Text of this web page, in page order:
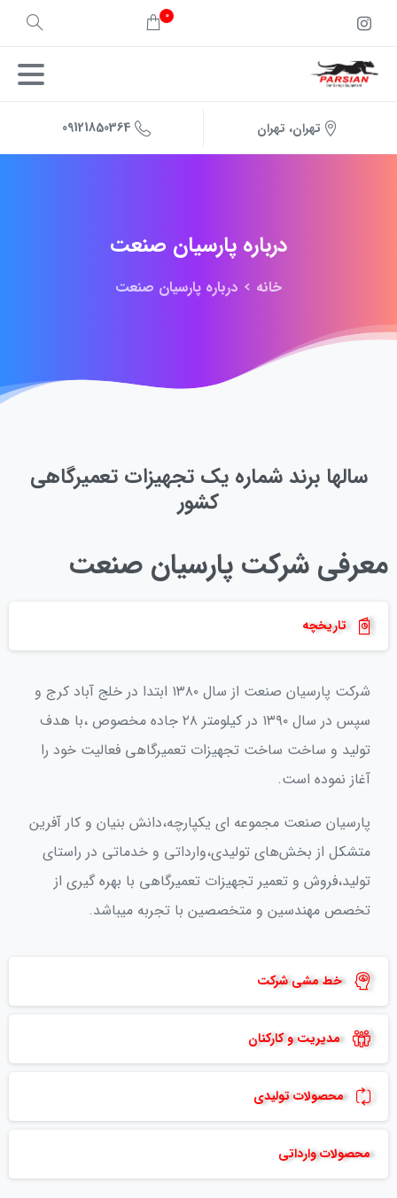
0
تهران، تهران 09121850364
درباره پارسیان صنعت
خانه درباره پارسیان صنعت
سالها برند شماره یک تجهیزات تعمیرگاهی
کشور
معرفی شرکت پارسیان صنعت
تاریخچه
شرکت پارسیان صنعت از سال ۱۳۸۰ ابتدا در خلج آباد کرج و
سپس در سال ۱۳۹۰ در کیلومتر ۲۸ جاده مخصوص ،با هدف
تولید و ساخت ساخت تجهیزات تعمیرگاهی فعالیت خود را
آغاز نموده است.
پارسیان صنعت مجموعه ای یکپارچه،دانش بنیان و کار آفرین
متشکل از بخش‌های تولیدی،وارداتی و خدماتی در راستای
تولید،فروش و تعمیر تجهیزات تعمیرگاهی با بهره گیری از
تخصص مهندسین و متخصصین با تجربه میباشد.
خط مشی شرکت
مدیریت و کارکنان
محصولات تولیدی
محصولات وارداتی